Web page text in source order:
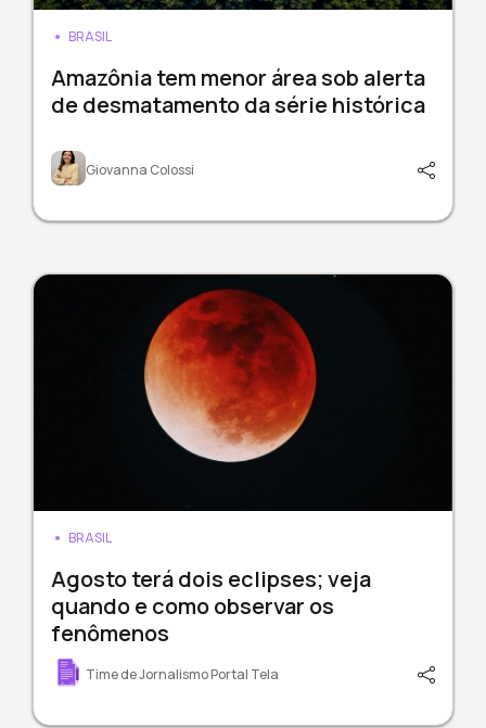
BRASIL
Amazônia tem menor área sob alerta
de desmatamento da série histórica
Giovanna Colossi
BRASIL
Agosto terá dois eclipses; veja
quando e como observar os
fenômenos
Time de Jornalismo Portal Tela